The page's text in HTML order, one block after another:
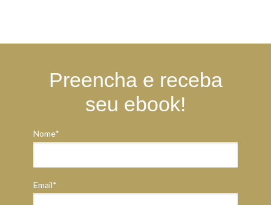
Preencha e receba
seu ebook!
Nome*
Email*